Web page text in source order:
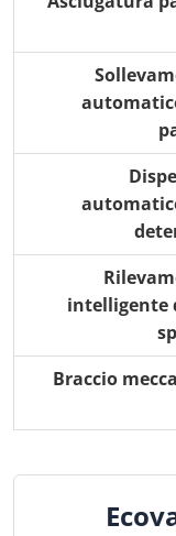
intelligente
Braccio